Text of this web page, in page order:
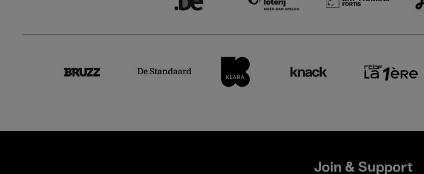
Join & Support